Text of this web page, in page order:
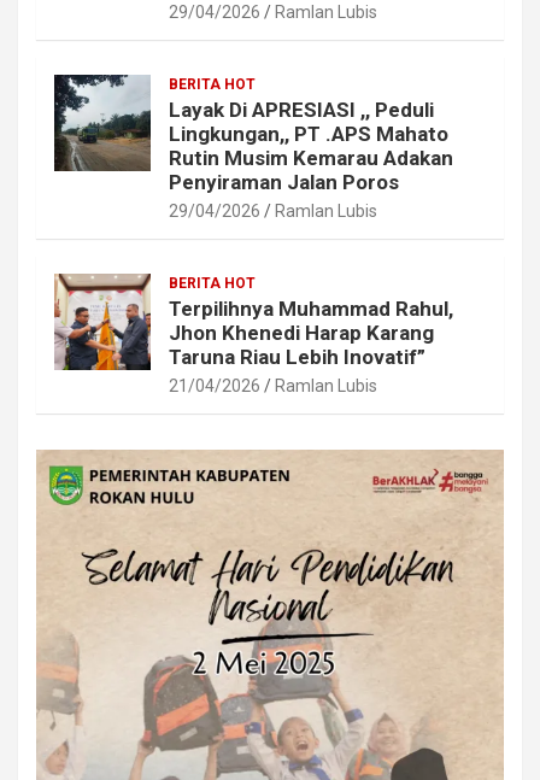
29/04/2026 Ramlan Lubis
BERITA HOT
Layak Di APRESIASI ,, Peduli
Lingkungan,, PT .APS Mahato
Rutin Musim Kemarau Adakan
Penyiraman Jalan Poros
29/04/2026 Ramlan Lubis
BERITA HOT
Terpilihnya Muhammad Rahul,
Jhon Khenedi Harap Karang
Taruna Riau Lebih Inovatif”
21/04/2026 Ramlan Lubis